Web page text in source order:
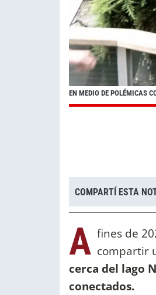
EN MEDIO DE POLÉMICAS
COMPARTÍ ESTA
A fines de
compartir
cerca del lago
conectados.